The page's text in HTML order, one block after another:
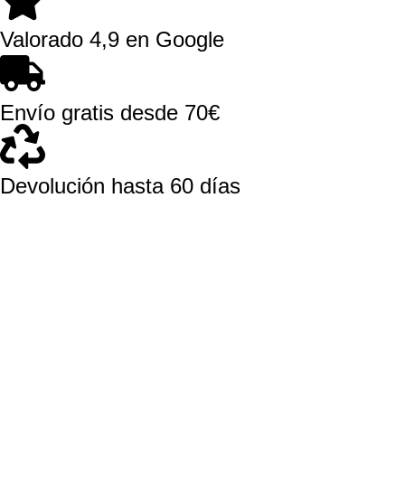
Valorado 4,9 en Google
Envío gratis desde 70€
Devolución hasta 60 días